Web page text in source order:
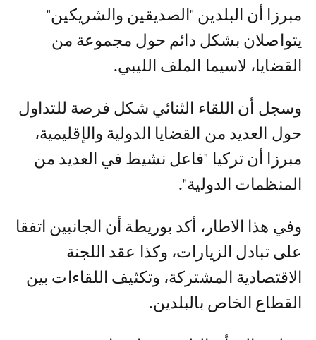
مبرزا أن البلدين "الصديقين والشريكين"
يتواصلان بشكل دائم حول مجموعة من
القضايا، لاسيما الملف الليبي.
وسجل أن اللقاء الثنائي شكل فرصة للتداول
حول العديد من القضايا الدولية والإقليمية،
مبرزا أن تركيا "فاعل نشيط في العديد من
المنظمات الدولية".
وفي هذا الاطار، أكد بوريطة أن الجانبين اتفقا
على تبادل الزيارات، وكذا عقد اللجنة
الاقتصادية المشتركة، وتكثيف اللقاءات بين
القطاع الخاص بالبلدين.